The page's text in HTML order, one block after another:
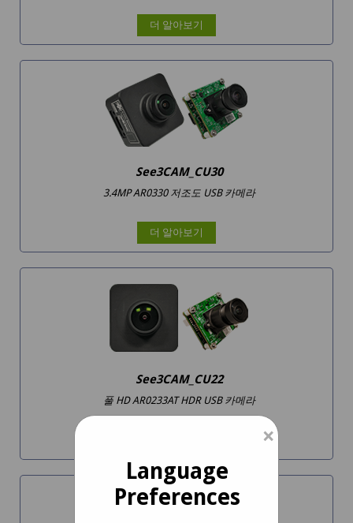
더 알아보기
See3CAM_CU30
3.4MP AR0330 저조도 USB 카메라
더 알아보기
See3CAM_CU22
풀 HD AR0233AT HDR USB 카메라
×
Language
Preferences